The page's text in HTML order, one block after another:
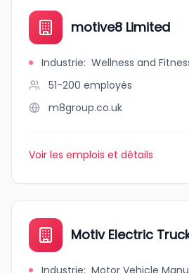
motive8 Limited
Industrie: Wellness and
51-200 employés
m8group.co.uk
Voir les emplois et détails
Motiv Electric
Industrie: Motor Vehicle